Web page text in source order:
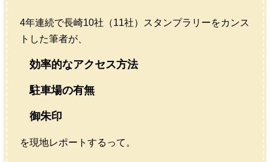
4年連続で長崎10社（11社）スタンプラリーをカンス
トした筆者が、
効率的なアクセス方法
駐車場の有無
御朱印
を現地レポートするって。